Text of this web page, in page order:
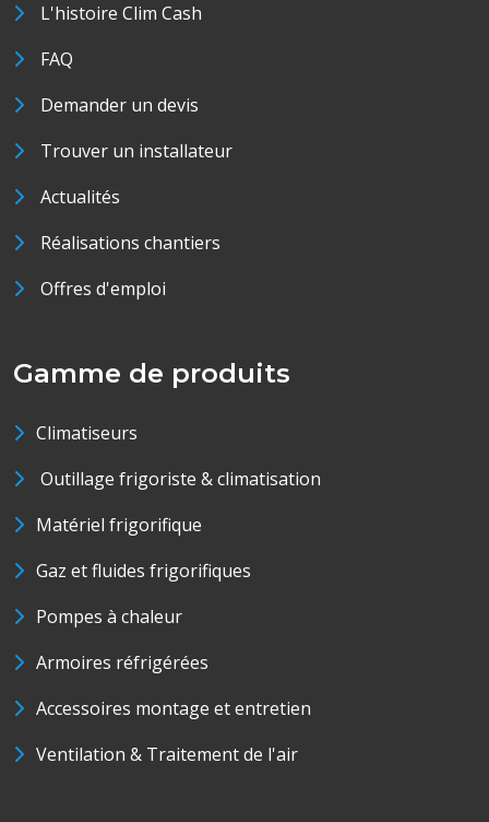
L'histoire Clim Cash
FAQ
Demander un devis
Trouver un installateur
Actualités
Réalisations chantiers
Offres d'emploi
Gamme de produits
Climatiseurs
Outillage frigoriste & climatisation
Matériel frigorifique
Gaz et fluides frigorifiques
Pompes à chaleur
Armoires réfrigérées
Accessoires montage et entretien
Ventilation & Traitement de l'air